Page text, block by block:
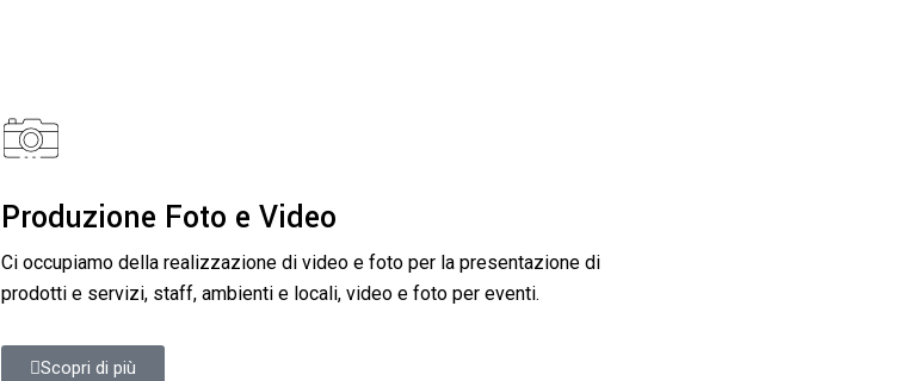
Produzione Foto e Video
Ci occupiamo della realizzazione di video e foto per la presentazione di
prodotti e servizi, staff, ambienti e locali, video e foto per eventi.
Scopri di più